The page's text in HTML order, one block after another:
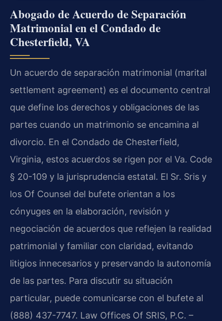
Abogado de Acuerdo de Separación
Matrimonial en el Condado de
Chesterfield, VA
Un acuerdo de separación matrimonial (marital
settlement agreement) es el documento central
que define los derechos y obligaciones de las
partes cuando un matrimonio se encamina al
divorcio. En el Condado de Chesterfield,
Virginia, estos acuerdos se rigen por el Va. Code
§ 20-109 y la jurisprudencia estatal. El Sr. Sris y
los Of Counsel del bufete orientan a los
cónyuges en la elaboración, revisión y
negociación de acuerdos que reflejen la realidad
patrimonial y familiar con claridad, evitando
litigios innecesarios y preservando la autonomía
de las partes. Para discutir su situación
particular, puede comunicarse con el bufete al
(888) 437-7747. Law Offices Of SRIS, P.C. –